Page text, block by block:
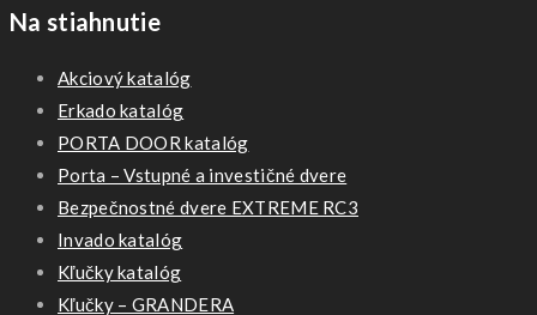
Na stiahnutie
Akciový katalóg
Erkado katalóg
PORTA DOOR katalóg
Porta – Vstupné a investičné dvere
Bezpečnostné dvere EXTREME RC3
Invado katalóg
Kľučky katalóg
Kľučky – GRANDERA